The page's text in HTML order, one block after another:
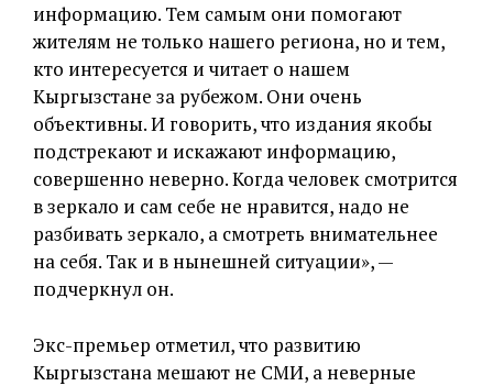
информацию. Тем самым они помогают
жителям не только нашего региона, но и тем,
кто интересуется и читает о нашем
Кыргызстане за рубежом. Они очень
объективны. И говорить, что издания якобы
подстрекают и искажают информацию,
совершенно неверно. Когда человек смотрится
в зеркало и сам себе не нравится, надо не
разбивать зеркало, а смотреть внимательнее
на себя. Так и в нынешней ситуации», —
подчеркнул он.
Экс-премьер отметил, что развитию
Кыргызстана мешают не СМИ, а неверные